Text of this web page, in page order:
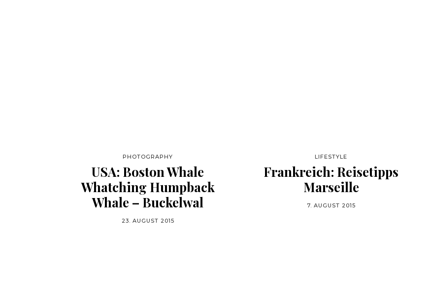
PHOTOGRAPHY
USA: Boston Whale
Whatching Humpback
Whale – Buckelwal
23. AUGUST 2015
LIFESTYLE
Frankreich: Reisetipps
Marseille
7. AUGUST 2015